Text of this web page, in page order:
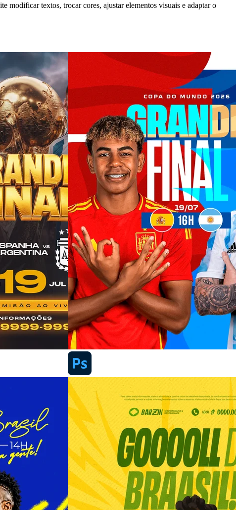
textos, trocar cores, ajustar elementos visuais e adaptar o